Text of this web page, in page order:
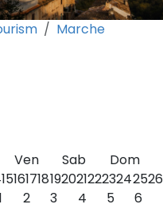
Marche
Ven Sab
Dom
151617181920212223242526
2 3 4 5 6